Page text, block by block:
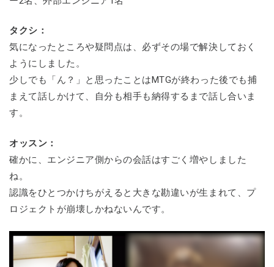
タクシ：
気になったところや疑問点は、必ずその場で解決しておく
ようにしました。
少しでも「ん？」と思ったことはMTGが終わった後でも捕
まえて話しかけて、自分も相手も納得するまで話し合いま
す。
オッスン：
確かに、エンジニア側からの会話はすごく増やしました
ね。
認識をひとつかけちがえると大きな勘違いが生まれて、プ
ロジェクトが崩壊しかねないんです。